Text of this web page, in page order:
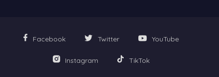
Facebook Twitter YouTube
Instagram TikTok